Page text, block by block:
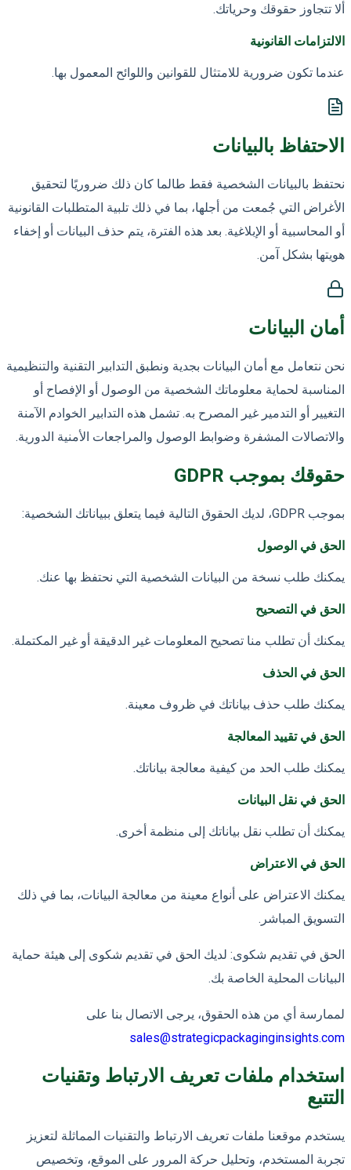
ألا تتجاوز حقوقك وحرياتك.
الالتزامات القانونية
عندما تكون ضرورية للامتثال للقوانين واللوائح المعمول بها.
الاحتفاظ بالبيانات
نحتفظ بالبيانات الشخصية فقط طالما كان ذلك ضروريًا لتحقيق
الأغراض التي جُمعت من أجلها، بما في ذلك تلبية المتطلبات القانونية
أو المحاسبية أو الإبلاغية. بعد هذه الفترة، يتم حذف البيانات أو إخفاء
هويتها بشكل آمن.
أمان البيانات
نحن نتعامل مع أمان البيانات بجدية ونطبق التدابير التقنية والتنظيمية
المناسبة لحماية معلوماتك الشخصية من الوصول أو الإفصاح أو
التغيير أو التدمير غير المصرح به. تشمل هذه التدابير الخوادم الآمنة
والاتصالات المشفرة وضوابط الوصول والمراجعات الأمنية الدورية.
حقوقك بموجب GDPR
بموجب GDPR، لديك الحقوق التالية فيما يتعلق ببياناتك الشخصية:
الحق في الوصول
يمكنك طلب نسخة من البيانات الشخصية التي نحتفظ بها عنك.
الحق في التصحيح
يمكنك أن تطلب منا تصحيح المعلومات غير الدقيقة أو غير المكتملة.
الحق في الحذف
يمكنك طلب حذف بياناتك في ظروف معينة.
الحق في تقييد المعالجة
يمكنك طلب الحد من كيفية معالجة بياناتك.
الحق في نقل البيانات
يمكنك أن تطلب نقل بياناتك إلى منظمة أخرى.
الحق في الاعتراض
يمكنك الاعتراض على أنواع معينة من معالجة البيانات، بما في ذلك
التسويق المباشر.
الحق في تقديم شكوى: لديك الحق في تقديم شكوى إلى هيئة حماية
البيانات المحلية الخاصة بك.
لممارسة أي من هذه الحقوق، يرجى الاتصال بنا على
sales@strategicpackaginginsights.com
استخدام ملفات تعريف الارتباط وتقنيات
التتبع
يستخدم موقعنا ملفات تعريف الارتباط والتقنيات المماثلة لتعزيز
تجربة المستخدم، وتحليل حركة المرور على الموقع، وتخصيص